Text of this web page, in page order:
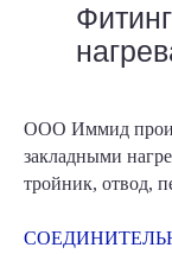
ООО Иммид
закладными
тройник, отвод,